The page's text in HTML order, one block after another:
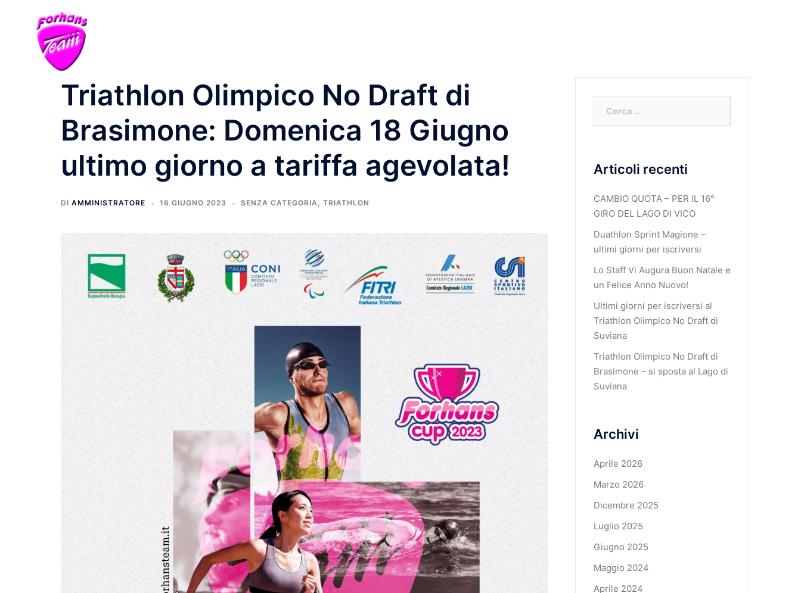
Triathlon Olimpico No Draft di
Brasimone: Domenica 18 Giugno
ultimo giorno a tariffa agevolata!
DI AMMINISTRATORE 16 GIUGNO 2023 SENZA CATEGORIA, TRIATHLON
Articoli recenti
CAMBIO QUOTA – PER IL 16°
GIRO DEL LAGO DI VICO
Duathlon Sprint Magione –
ultimi giorni per iscriversi
Lo Staff Vi Augura Buon Natale e
un Felice Anno Nuovo!
Ultimi giorni per iscriversi al
Triathlon Olimpico No Draft di
Suviana
Triathlon Olimpico No Draft di
Brasimone – si sposta al Lago di
Suviana
Archivi
Aprile 2026
Marzo 2026
Dicembre 2025
Luglio 2025
Giugno 2025
Maggio 2024
Aprile 2024